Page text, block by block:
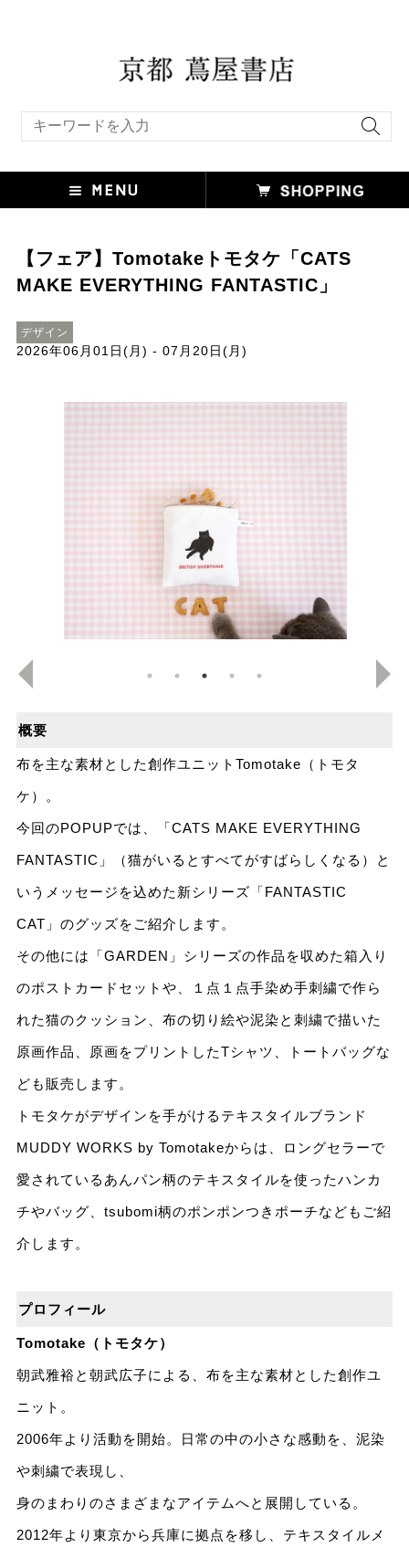
【フェア】Tomotakeトモタケ「CATS
MAKE EVERYTHING FANTASTIC」
デザイン
2026年06月01日(月) - 07月20日(月)
概要
布を主な素材とした創作ユニットTomotake（トモタ
ケ）。
今回のPOPUPでは、「CATS MAKE EVERYTHING
FANTASTIC」（猫がいるとすべてがすばらしくなる）と
いうメッセージを込めた新シリーズ「FANTASTIC
CAT」のグッズをご紹介します。
その他には「GARDEN」シリーズの作品を収めた箱入り
のポストカードセットや、１点１点手染め手刺繍で作ら
れた猫のクッション、布の切り絵や泥染と刺繍で描いた
原画作品、原画をプリントしたTシャツ、トートバッグな
ども販売します。
トモタケがデザインを手がけるテキスタイルブランド
MUDDY WORKS by Tomotakeからは、ロングセラーで
愛されているあんパン柄のテキスタイルを使ったハンカ
チやバッグ、tsubomi柄のポンポンつきポーチなどもご紹
介します。
プロフィール
Tomotake（トモタケ）
朝武雅裕と朝武広子による、布を主な素材とした創作ユ
ニット。
2006年より活動を開始。日常の中の小さな感動を、泥染
や刺繍で表現し、
身のまわりのさまざまなアイテムへと展開している。
2012年より東京から兵庫に拠点を移し、テキスタイルメ